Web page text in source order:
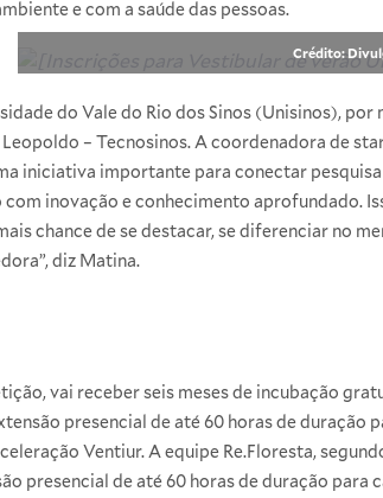
e com a saúde das pessoas.
Crédito:
do Vale do Rio dos Sinos (Unisinos), por
– Tecnosinos. A coordenadora de
iniciativa importante para conectar
inovação e conhecimento aprofundado.
chance de se destacar, se diferenciar no
diz Matina.
vai receber seis meses de incubação
presencial de até 60 horas de duração
Ventiur. A equipe Re.Floresta,
presencial de até 60 horas de duração para